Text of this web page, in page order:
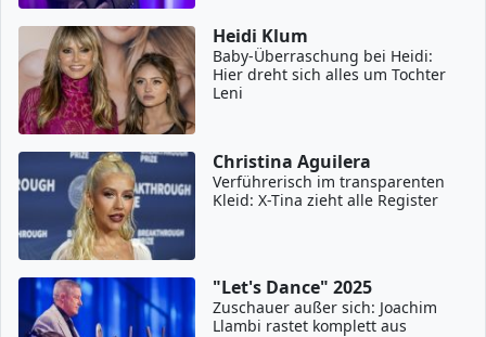
Heidi Klum
Baby-Überraschung bei Heidi:
Hier dreht sich alles um Tochter
Leni
Christina Aguilera
Verführerisch im transparenten
Kleid: X-Tina zieht alle Register
"Let's Dance" 2025
Zuschauer außer sich: Joachim
Llambi rastet komplett aus